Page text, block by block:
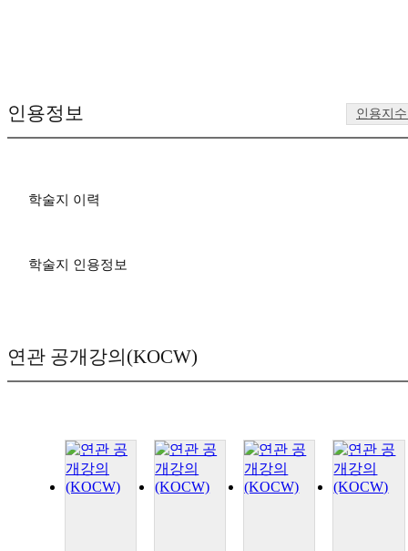
인용정보 인용지
학술지 이력
학술지 인용정보
연관 공개강의(KOCW)